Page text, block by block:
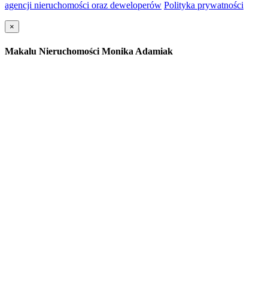
agencji nieruchomości oraz deweloperów Polityka prywatności
×
Makalu Nieruchomości Monika Adamiak